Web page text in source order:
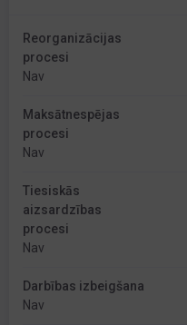
Reorganizācijas
procesi
Nav
Maksātnespējas
procesi
Nav
Tiesiskās
aizsardzības
procesi
Nav
Darbības izbeigšana
Nav